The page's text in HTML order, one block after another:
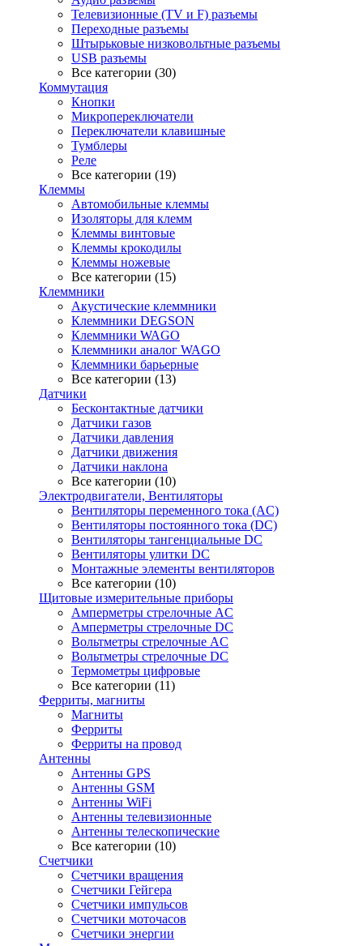
Телевизионные (TV и F) разъемы
Переходные разъемы
Штырьковые низковольтные разъемы
USB разъемы
Все категории (30)
Коммутация
Кнопки
Микропереключатели
Переключатели клавишные
Тумблеры
Реле
Все категории (19)
Клеммы
Автомобильные клеммы
Изоляторы для клемм
Клеммы винтовые
Клеммы крокодилы
Клеммы ножевые
Все категории (15)
Клеммники
Акустические клеммники
Клеммники DEGSON
Клеммники WAGO
Клеммники аналог WAGO
Клеммники барьерные
Все категории (13)
Датчики
Бесконтактные датчики
Датчики газов
Датчики давления
Датчики движения
Датчики наклона
Все категории (10)
Электродвигатели, Вентиляторы
Вентиляторы переменного тока (AC)
Вентиляторы постоянного тока (DC)
Вентиляторы тангенциальные DC
Вентиляторы улитки DC
Монтажные элементы вентиляторов
Все категории (10)
Щитовые измерительные приборы
Амперметры стрелочные AC
Амперметры стрелочные DC
Вольтметры стрелочные AC
Вольтметры стрелочные DC
Термометры цифровые
Все категории (11)
Ферриты, магниты
Магниты
Ферриты
Ферриты на провод
Антенны
Антенны GPS
Антенны GSM
Антенны WiFi
Антенны телевизионные
Антенны телескопические
Все категории (10)
Счетчики
Счетчики вращения
Счетчики Гейгера
Счетчики импульсов
Счетчики моточасов
Счетчики энергии